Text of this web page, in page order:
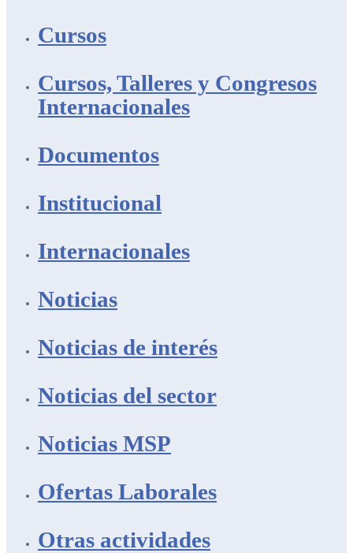
Cursos
Cursos, Talleres y Congresos
Internacionales
Documentos
Institucional
Internacionales
Noticias
Noticias de interés
Noticias del sector
Noticias MSP
Ofertas Laborales
Otras actividades